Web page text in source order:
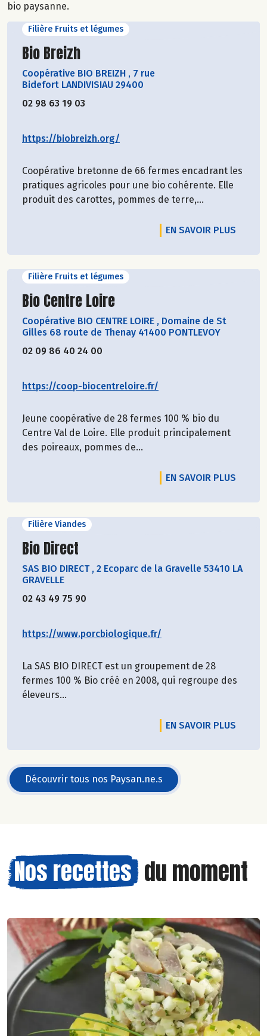
bio paysanne.
Filière Fruits et légumes
Découvrir le producteur
Bio Breizh
Coopérative BIO BREIZH , 7 rue
Bidefort LANDIVISIAU 29400
02 98 63 19 03
https://biobreizh.org/
Coopérative bretonne de 66 fermes encadrant les
pratiques agricoles pour une bio cohérente. Elle
produit des carottes, pommes de terre,...
EN SAVOIR PLUS
Filière Fruits et légumes
Découvrir le producteur
Bio Centre Loire
Coopérative BIO CENTRE LOIRE , Domaine de St
Gilles 68 route de Thenay 41400 PONTLEVOY
02 09 86 40 24 00
https://coop-biocentreloire.fr/
Jeune coopérative de 28 fermes 100 % bio du
Centre Val de Loire. Elle produit principalement
des poireaux, pommes de...
EN SAVOIR PLUS
Filière Viandes
Découvrir le producteur
Bio Direct
SAS BIO DIRECT , 2 Ecoparc de la Gravelle 53410 LA
GRAVELLE
02 43 49 75 90
https://www.porcbiologique.fr/
La SAS BIO DIRECT est un groupement de 28
fermes 100 % Bio créé en 2008, qui regroupe des
éleveurs...
EN SAVOIR PLUS
Découvrir tous nos Paysan.ne.s
Nos recettes du moment